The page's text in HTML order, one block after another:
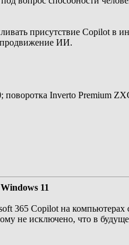
присутствие Copilot в
продвижение ИИ.
Inverto Premium
11
365 Copilot на компьютерах
не исключено, что в